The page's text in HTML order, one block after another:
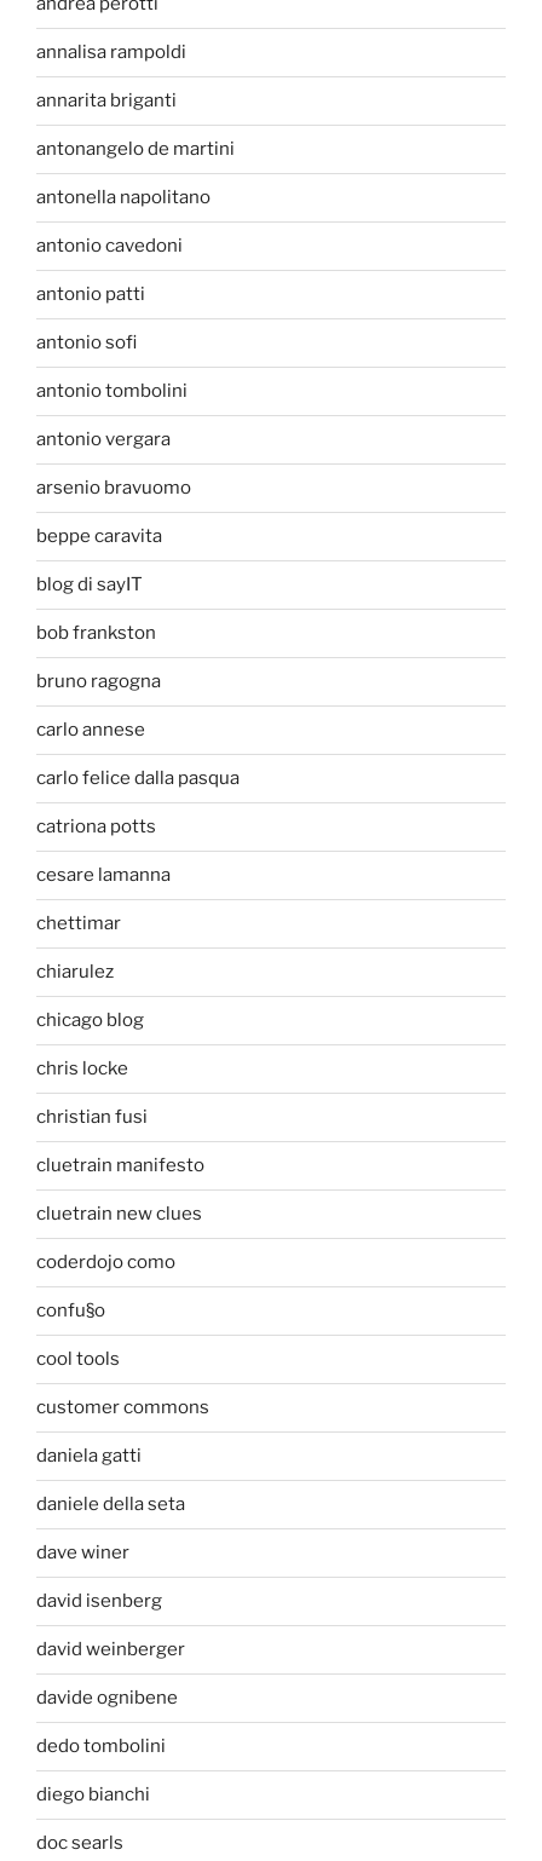
annalisa rampoldi
annarita briganti
antonangelo de martini
antonella napolitano
antonio cavedoni
antonio patti
antonio sofi
antonio tombolini
antonio vergara
arsenio bravuomo
beppe caravita
blog di sayIT
bob frankston
bruno ragogna
carlo annese
carlo felice dalla pasqua
catriona potts
cesare lamanna
chettimar
chiarulez
chicago blog
chris locke
christian fusi
cluetrain manifesto
cluetrain new clues
coderdojo como
confu§o
cool tools
customer commons
daniela gatti
daniele della seta
dave winer
david isenberg
david weinberger
davide ognibene
dedo tombolini
diego bianchi
doc searls